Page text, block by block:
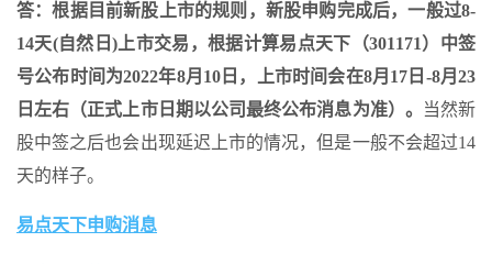
答：根据目前新股上市的规则，新股申购完成后，一般过8-
14天(自然日)上市交易，根据计算易点天下（301171）中签
号公布时间为2022年8月10日，上市时间会在8月17日-8月23
日左右（正式上市日期以公司最终公布消息为准）。
当然新
股中签之后也会出现延迟上市的情况，但是一般不会超过14
天的样子。
易点天下申购消息